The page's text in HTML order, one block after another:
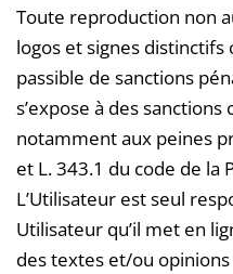
Toute reproduction non
logos et signes
passible de sanctions
s’expose à des
notamment aux peines
et L. 343.1 du code de
L’Utilisateur est seul
Utilisateur qu’il met en
des textes et/ou opinions